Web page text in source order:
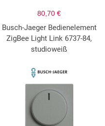
80,70 €
Busch-Jaeger Bedienelement
ZigBee Light Link 6737-84,
studioweiß